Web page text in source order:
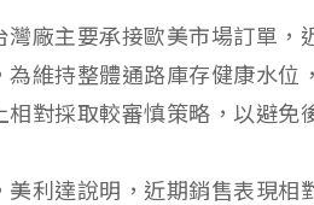
灣廠主要承接歐美市場訂單，
為維持整體通路庫存健康水位
相對採取較審慎策略，以避免
美利達說明，近期銷售表現相